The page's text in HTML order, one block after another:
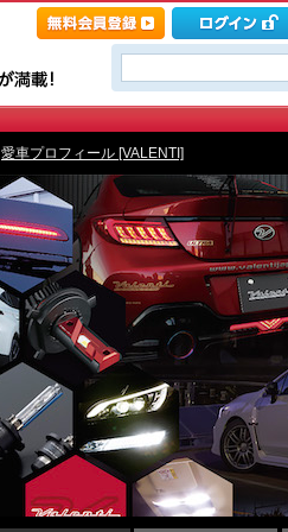
愛車プロフィール [VALENTI]